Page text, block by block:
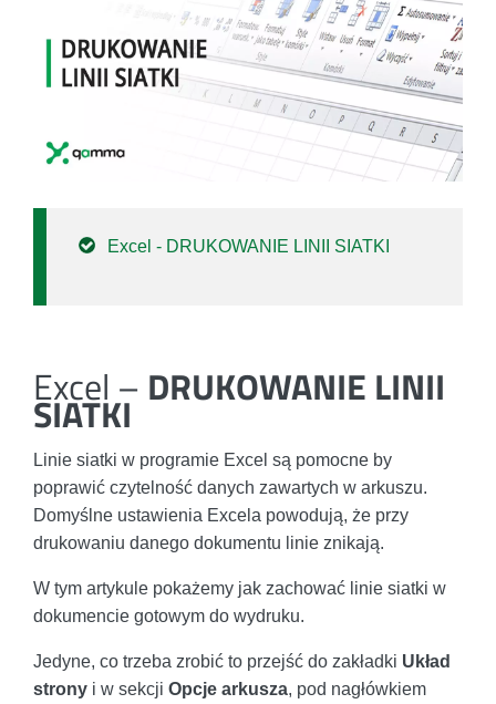
Excel - DRUKOWANIE LINII SIATKI
Excel – DRUKOWANIE LINII
SIATKI
Linie siatki w programie Excel są pomocne by
poprawić czytelność danych zawartych w arkuszu.
Domyślne ustawienia Excela powodują, że przy
drukowaniu danego dokumentu linie znikają.
W tym artykule pokażemy jak zachować linie siatki w
dokumencie gotowym do wydruku.
Jedyne, co trzeba zrobić to przejść do zakładki Układ
strony i w sekcji Opcje arkusza, pod nagłówkiem